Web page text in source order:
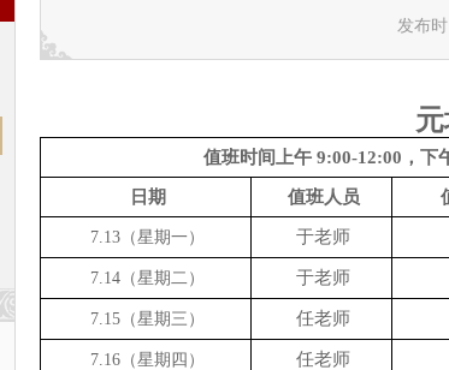
发布
值班时间上午 9:00-12:00，下
日期 值班人员
7.13（星期一） 于老师
7.14（星期二） 于老师
7.15（星期三） 任老师
7.16（星期四） 任老师